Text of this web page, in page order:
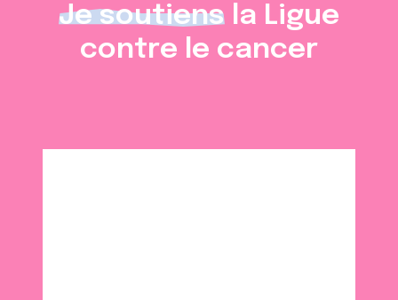
Je soutiens la Ligue
contre le cancer